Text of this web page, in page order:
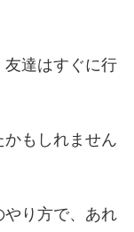
達はすぐに行
もしれません
やり方で、あれ